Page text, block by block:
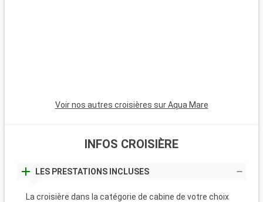
Voir nos autres croisières sur Aqua Mare
INFOS CROISIÈRE
LES PRESTATIONS INCLUSES
La croisière dans la catégorie de cabine de votre choix